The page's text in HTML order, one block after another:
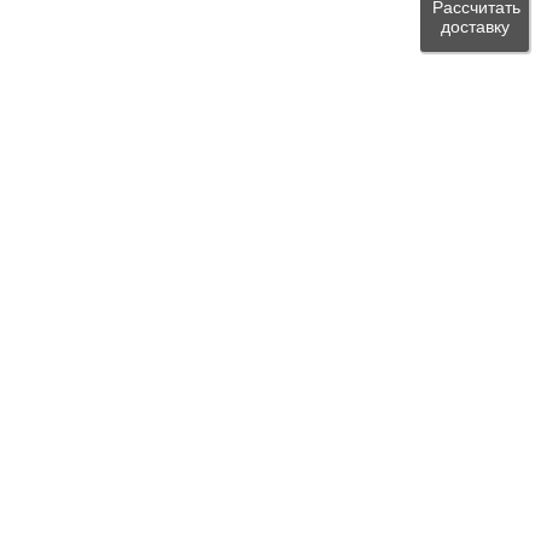
Рассчитать
доставку